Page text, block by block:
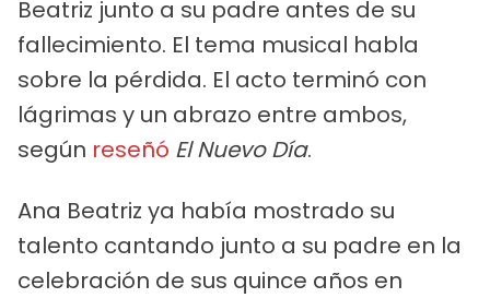
Beatriz junto a su padre antes de su
fallecimiento. El tema musical habla
sobre la pérdida. El acto terminó con
lágrimas y un abrazo entre ambos,
según reseñó El Nuevo Día.
Ana Beatriz ya había mostrado su
talento cantando junto a su padre en la
celebración de sus quince años en